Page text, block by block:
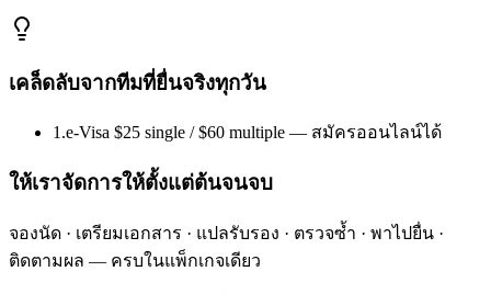
เคล็ดลับจากทีมที่ยื่นจริงทุกวัน
1 .e-Visa $25 single / $60 multiple — สมัครออนไลน์ได้
ให้เราจัดการให้ตั้งแต่ต้นจนจบ
จองนัด · เตรียมเอกสาร · แปลรับรอง · ตรวจซ้ำ · พาไปยื่น ·
ติดตามผล — ครบในแพ็กเกจเดียว